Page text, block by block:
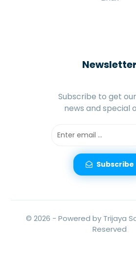
Newsletter
Subscribe to get
news and special
Subscribe
© 2026 - Powered by Trijaya
Reserved